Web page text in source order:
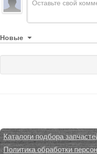
Новые
Каталоги подбора
Политика обработки